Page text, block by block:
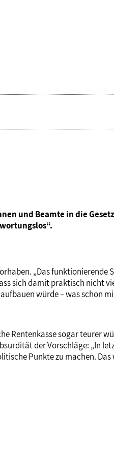
und Beamte in die
„Das funktionierende
sich damit praktisch nicht
würde – was schon
Rentenkasse sogar teurer
der Vorschläge: „In
Punkte zu machen.